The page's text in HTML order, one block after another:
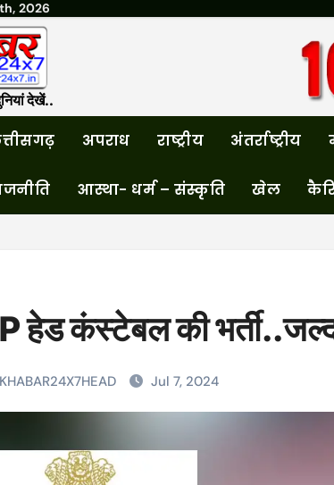
2026
देखें..
अपराध राष्ट्रीय अंतर्राष्ट्रीय
आस्था- धर्म – संस्कृति खेल
हेड कंस्टेबल की
KHABAR24X7HEAD Jul 7, 2024